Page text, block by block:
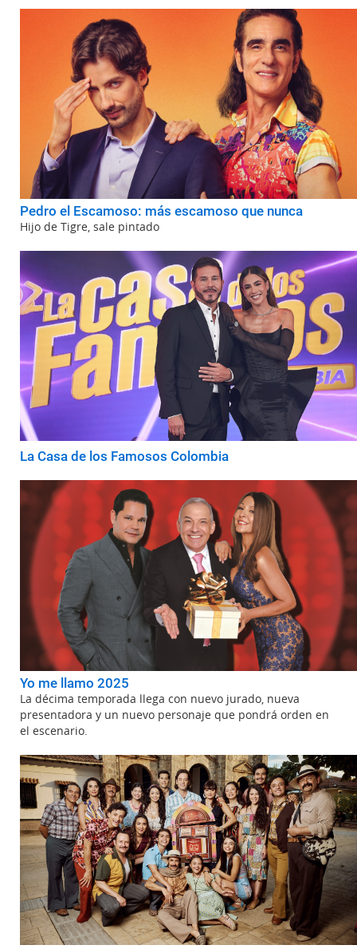
Pedro el Escamoso: más escamoso que nunca
Hijo de Tigre, sale pintado
La Casa de los Famosos Colombia
Yo me llamo 2025
La décima temporada llega con nuevo jurado, nueva
presentadora y un nuevo personaje que pondrá orden en
el escenario.